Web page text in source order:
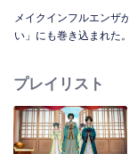
メイクインフルエンザ
い」にも巻き込まれた
プレイリスト